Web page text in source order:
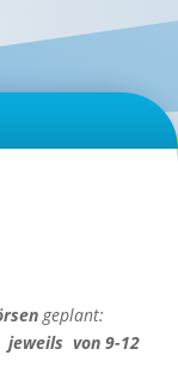
geplant:
jeweils von 9-12